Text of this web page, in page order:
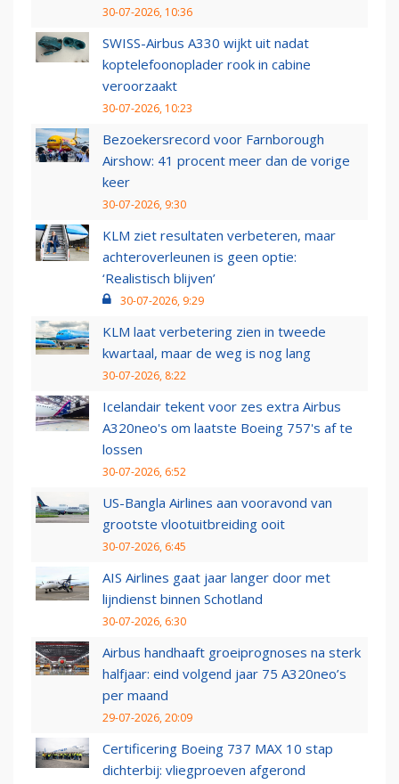
30-07-2026, 10:36
SWISS-Airbus A330 wijkt uit nadat
koptelefoonoplader rook in cabine
veroorzaakt
30-07-2026, 10:23
Bezoekersrecord voor Farnborough
Airshow: 41 procent meer dan de vorige
keer
30-07-2026, 9:30
KLM ziet resultaten verbeteren, maar
achteroverleunen is geen optie:
‘Realistisch blijven’
30-07-2026, 9:29
KLM laat verbetering zien in tweede
kwartaal, maar de weg is nog lang
30-07-2026, 8:22
Icelandair tekent voor zes extra Airbus
A320neo's om laatste Boeing 757's af te
lossen
30-07-2026, 6:52
US-Bangla Airlines aan vooravond van
grootste vlootuitbreiding ooit
30-07-2026, 6:45
AIS Airlines gaat jaar langer door met
lijndienst binnen Schotland
30-07-2026, 6:30
Airbus handhaaft groeiprognoses na sterk
halfjaar: eind volgend jaar 75 A320neo’s
per maand
29-07-2026, 20:09
Certificering Boeing 737 MAX 10 stap
dichterbij: vliegproeven afgerond